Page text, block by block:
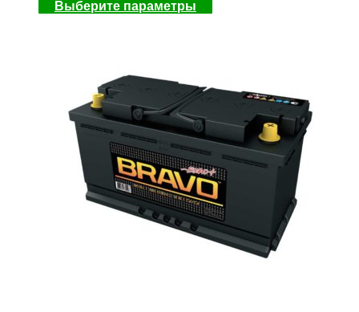
Выберите параметры